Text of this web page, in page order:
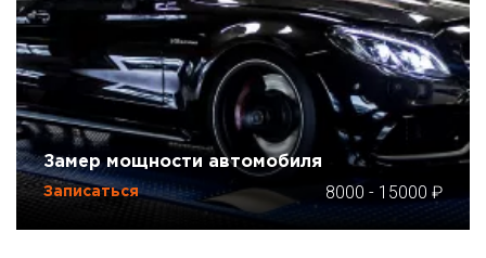
Замер мощности автомобиля
Записаться 8000 - 15000